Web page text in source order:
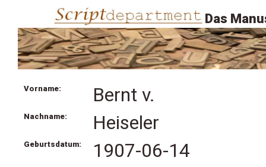
Das
Vorname: Bernt v.
Nachname: Heiseler
Geburtsdatum: 1907-06-14